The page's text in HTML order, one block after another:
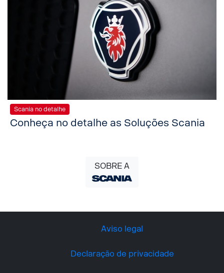
Scania no detalhe
Conheça no detalhe as Soluções Scania
SOBRE A
Aviso legal
Declaração de privacidade